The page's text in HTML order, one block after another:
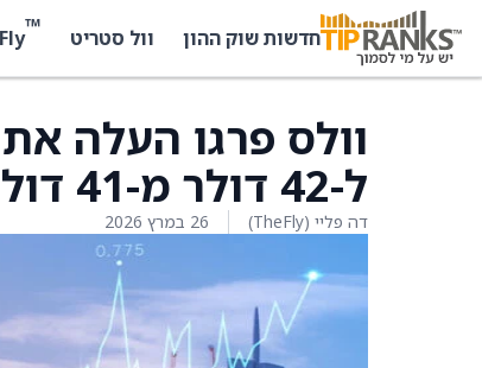
חדשות שוק ההון וול סטריט ™
וולס פרגו העלה
ל-42 דולר מ-41 דולר
דה פליי (TheFly) 26 במרץ 2026